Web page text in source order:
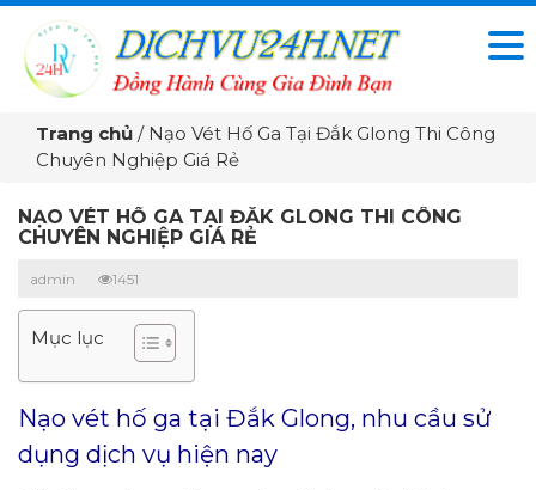
Trang chủ / Nạo Vét Hố Ga Tại Đắk Glong Thi Công
Chuyên Nghiệp Giá Rẻ
NẠO VÉT HỐ GA TẠI ĐẮK GLONG THI CÔNG
CHUYÊN NGHIỆP GIÁ RẺ
admin 1451
Mục lục
Nạo vét hố ga tại Đắk Glong, nhu cầu sử
dụng dịch vụ hiện nay